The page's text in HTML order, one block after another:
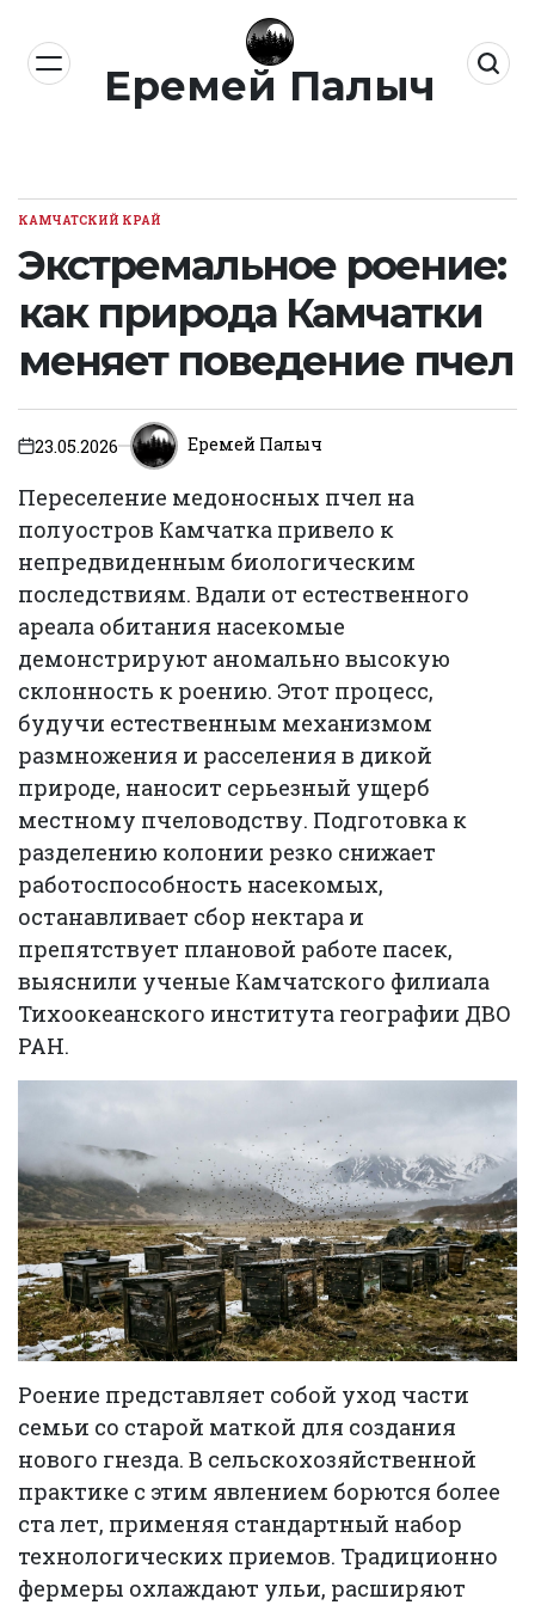
содержимомуЕремей Палыч
ОПУБЛИКОВАНО
КАМЧАТСКИЙ КРАЙ
Экстремальное роение:
как природа Камчатки
меняет поведение пчел
on23.05.2026 Еремей Палыч
Переселение медоносных пчел на
полуостров Камчатка привело к
непредвиденным биологическим
последствиям. Вдали от естественного
ареала обитания насекомые
демонстрируют аномально высокую
склонность к роению. Этот процесс,
будучи естественным механизмом
размножения и расселения в дикой
природе, наносит серьезный ущерб
местному пчеловодству. Подготовка к
разделению колонии резко снижает
работоспособность насекомых,
останавливает сбор нектара и
препятствует плановой работе пасек,
выяснили ученые Камчатского филиала
Тихоокеанского института географии ДВО
РАН.
Роение представляет собой уход части
семьи со старой маткой для создания
нового гнезда. В сельскохозяйственной
практике с этим явлением борются более
ста лет, применяя стандартный набор
технологических приемов. Традиционно
фермеры охлаждают ульи, расширяют